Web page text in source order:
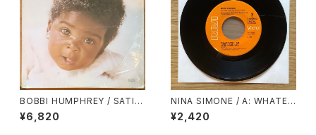
BOBBI HUMPHREY / SATIN
DOLL
¥6,820
NINA SIMONE / A: WHATEV
ER I AM (YOU MADE ME) /
B: WHY MUST YOUR LOVE
¥2,420